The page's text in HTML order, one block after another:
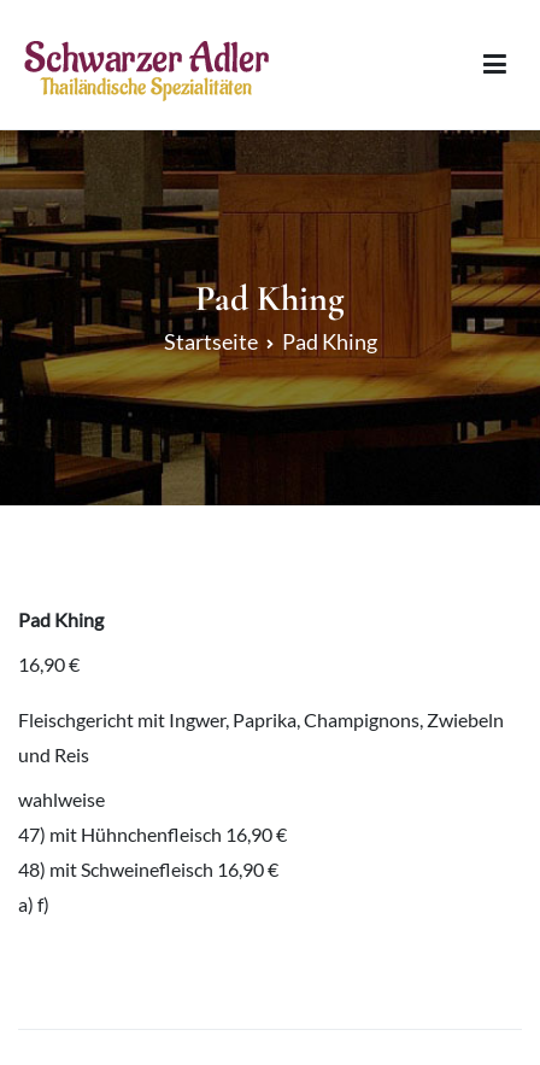
Inhalt
springen
Schwarzer Adler
Pad Khing
Startseite Pad Khing
Pad Khing
16,90 €
Fleischgericht mit Ingwer, Paprika, Champignons, Zwiebeln
und Reis
wahlweise
47) mit Hühnchenfleisch 16,90 €
48) mit Schweinefleisch 16,90 €
a) f)